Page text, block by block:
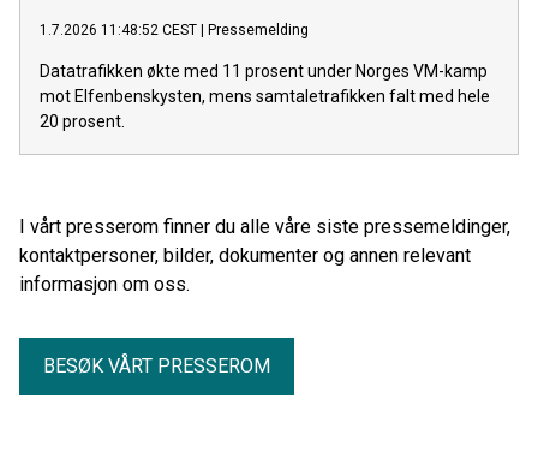
1.7.2026 11:48:52 CEST | Pressemelding
Datatrafikken økte med 11 prosent under Norges VM-kamp
mot Elfenbenskysten, mens samtaletrafikken falt med hele
20 prosent.
I vårt presserom finner du alle våre siste pressemeldinger,
kontaktpersoner, bilder, dokumenter og annen relevant
informasjon om oss.
BESØK VÅRT PRESSEROM